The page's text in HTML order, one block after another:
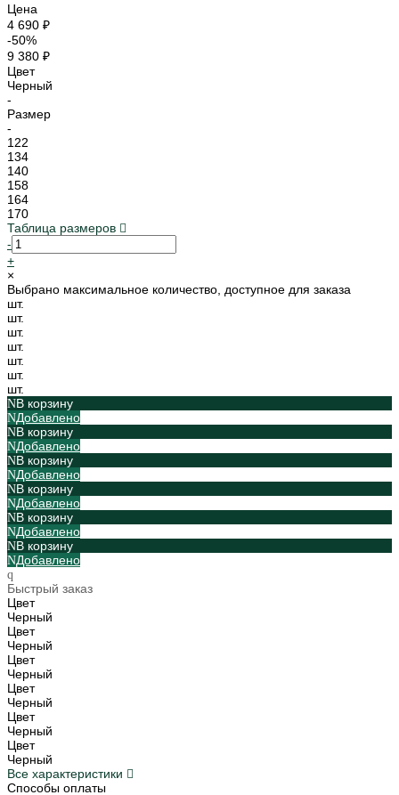
Цена
4 690 ₽
-50%
9 380 ₽
Цвет
Черный
-
Размер
-
122
134
140
158
164
170
Таблица размеров
-
+
×
Выбрано максимальное количество, доступное для заказа
шт.
шт.
шт.
шт.
шт.
шт.
шт.
В корзину
Добавлено
В корзину
Добавлено
В корзину
Добавлено
В корзину
Добавлено
В корзину
Добавлено
В корзину
Добавлено
Быстрый заказ
Цвет
Черный
Цвет
Черный
Цвет
Черный
Цвет
Черный
Цвет
Черный
Цвет
Черный
Все характеристики
Способы оплаты